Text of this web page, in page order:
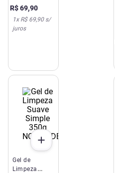
R$69,90
1x R$ 69,90s/
juros
NOVIDADE
Gel de
Limpeza